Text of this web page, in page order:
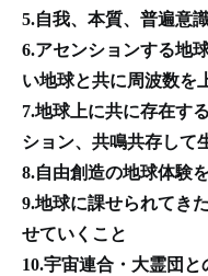
5.自我、本質、普遍意
6.アセンションする地
い地球と共に周波数を
7.地球上に共に存在す
ション、共鳴共存して
8.自由創造の地球体験
9.地球に課せられてき
せていくこと
10.宇宙連合・大霊団